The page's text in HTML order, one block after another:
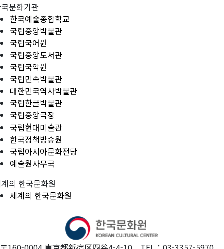
문화기관
한국예술종합학교
국립중앙박물관
국립국어원
국립중앙도서관
국립국악원
국립민속박물관
대한민국역사박물관
국립한글박물관
국립중앙극장
국립현대미술관
한국정책방송원
국립아시아문화전당
예술원사무국
의 한국문화원
세계의 한국문화원